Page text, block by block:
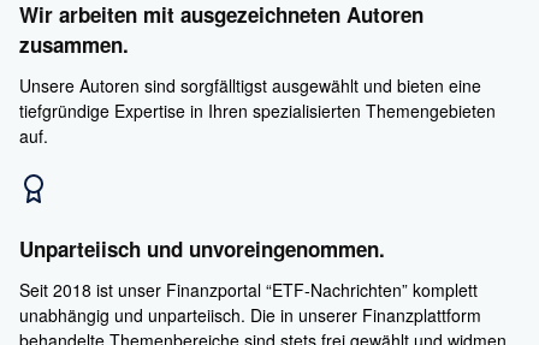
Wir arbeiten mit ausgezeichneten Autoren
zusammen.
Unsere Autoren sind sorgfälltigst ausgewählt und bieten eine
tiefgründige Expertise in Ihren spezialisierten Themengebieten
auf.
Unparteiisch und unvoreingenommen.
Seit 2018 ist unser Finanzportal “ETF-Nachrichten” komplett
unabhängig und unparteiisch. Die in unserer Finanzplattform
behandelte Themenbereiche sind stets frei gewählt und widmen